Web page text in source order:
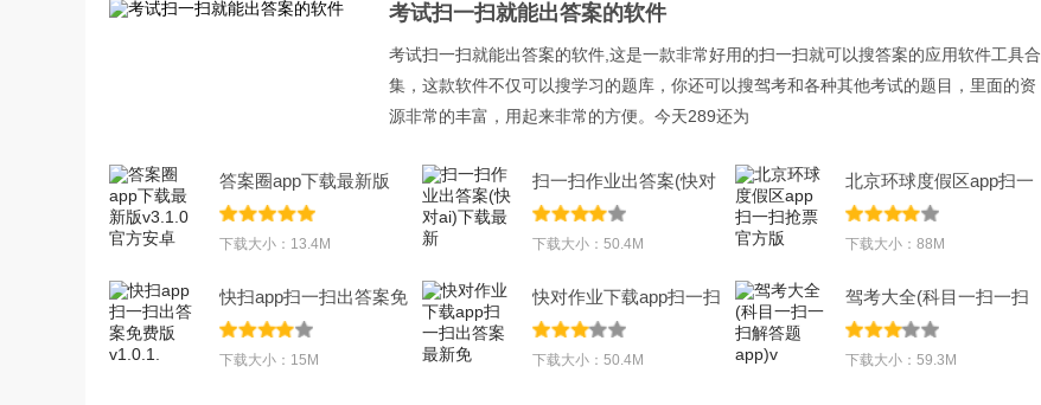
考试扫一扫就能出答案的软件
考试扫一扫就能出答案的软件,这是一款非常好用的扫一扫就可以搜答案的应用软件工具合
集，这款软件不仅可以搜学习的题库，你还可以搜驾考和各种其他考试的题目，里面的资
源非常的丰富，用起来非常的方便。今天289还为
答案圈app下载最新版
v3.1.0官方安卓
下载大小：13.4M
扫一扫作业出答案(快对
ai)下载最新
下载大小：50.4M
北京环球度假区app扫一
扫抢票官方版
下载大小：88M
快扫app扫一扫出答案免
费版v1.0.1.
下载大小：15M
快对作业下载app扫一扫
出答案最新免
下载大小：50.4M
驾考大全(科目一扫一扫
解答题app)v
下载大小：59.3M